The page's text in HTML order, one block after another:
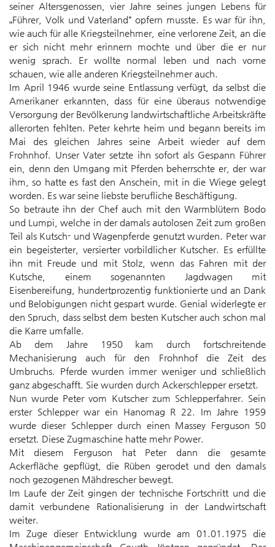
seiner Altersgenossen, vier Jahre seines jungen Lebens für
„Führer, Volk und Vaterland“ opfern musste. Es war für ihn,
wie auch für alle Kriegsteilnehmer, eine verlorene Zeit, an die
er sich nicht mehr erinnern mochte und über die er nur
wenig sprach. Er wollte normal leben und nach vorne
schauen, wie alle anderen Kriegsteilnehmer auch.
Im April 1946 wurde seine Entlassung verfügt, da selbst die
Amerikaner erkannten, dass für eine überaus notwendige
Versorgung der Bevölkerung landwirtschaftliche Arbeitskräfte
allerorten fehlten. Peter kehrte heim und begann bereits im
Mai des gleichen Jahres seine Arbeit wieder auf dem
Frohnhof. Unser Vater setzte ihn sofort als Gespann Führer
ein, denn den Umgang mit Pferden beherrschte er, der war
ihm, so hatte es fast den Anschein, mit in die Wiege gelegt
worden. Es war seine liebste berufliche Beschäftigung.
So betraute ihn der Chef auch mit den Warmblütern Bodo
und Lumpi, welche in der damals autolosen Zeit zum großen
Teil als Kutsch- und Wagenpferde genutzt wurden. Peter war
ein begeisterter, versierter vorbildlicher Kutscher. Es erfüllte
ihn mit Freude und mit Stolz, wenn das Fahren mit der
Kutsche, einem sogenannten Jagdwagen mit
Eisenbereifung, hundertprozentig funktionierte und an Dank
und Belobigungen nicht gespart wurde. Genial widerlegte er
den Spruch, dass selbst dem besten Kutscher auch schon mal
die Karre umfalle.
Ab dem Jahre 1950 kam durch fortschreitende
Mechanisierung auch für den Frohnhof die Zeit des
Umbruchs. Pferde wurden immer weniger und schließlich
ganz abgeschafft. Sie wurden durch Ackerschlepper ersetzt.
Nun wurde Peter vom Kutscher zum Schlepperfahrer. Sein
erster Schlepper war ein Hanomag R 22. Im Jahre 1959
wurde dieser Schlepper durch einen Massey Ferguson 50
ersetzt. Diese Zugmaschine hatte mehr Power.
Mit diesem Ferguson hat Peter dann die gesamte
Ackerfläche gepflügt, die Rüben gerodet und den damals
noch gezogenen Mähdrescher bewegt.
Im Laufe der Zeit gingen der technische Fortschritt und die
damit verbundene Rationalisierung in der Landwirtschaft
weiter.
Im Zuge dieser Entwicklung wurde am 01.01.1975 die